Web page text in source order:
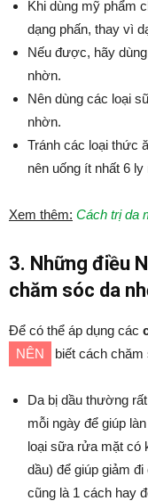
Khi dùng mỹ phẩm
dạng phấn, thay vì
Nếu được, hãy
nhờn.
Nên dùng các loại
nhờn.
Tránh các loại thức
nên uống ít nhất 6
Xem thêm: Cách trị da
3. Những điều
chăm sóc da
Để có thể áp dụng các
NÊN
biết cách
Da bị dầu thường
mỗi ngày để giúp
loại sữa rửa mặt có
dầu) để giúp giảm
cũng là 1 cách hay